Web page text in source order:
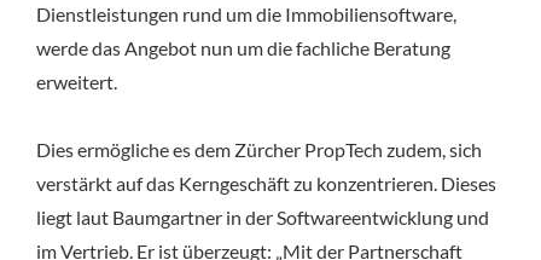
Dienstleistungen rund um die Immobiliensoftware,
werde das Angebot nun um die fachliche Beratung
erweitert.
Dies ermögliche es dem Zürcher PropTech zudem, sich
verstärkt auf das Kerngeschäft zu konzentrieren. Dieses
liegt laut Baumgartner in der Softwareentwicklung und
im Vertrieb. Er ist überzeugt: „Mit der Partnerschaft